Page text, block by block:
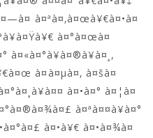
à¤ªà¤‚à¤œà¥€à¤•à¤
à¤°à¤œà¤
à¤«à¤°à¥à¤®à¥à¤¸,
à¤à¤µà¤‚ à¤šà¤
à¤•à¤° à¤¦à¤
à¤ªà¤¤à¥à¤°
à¤•à¥€ à¤•à¤¾à¤